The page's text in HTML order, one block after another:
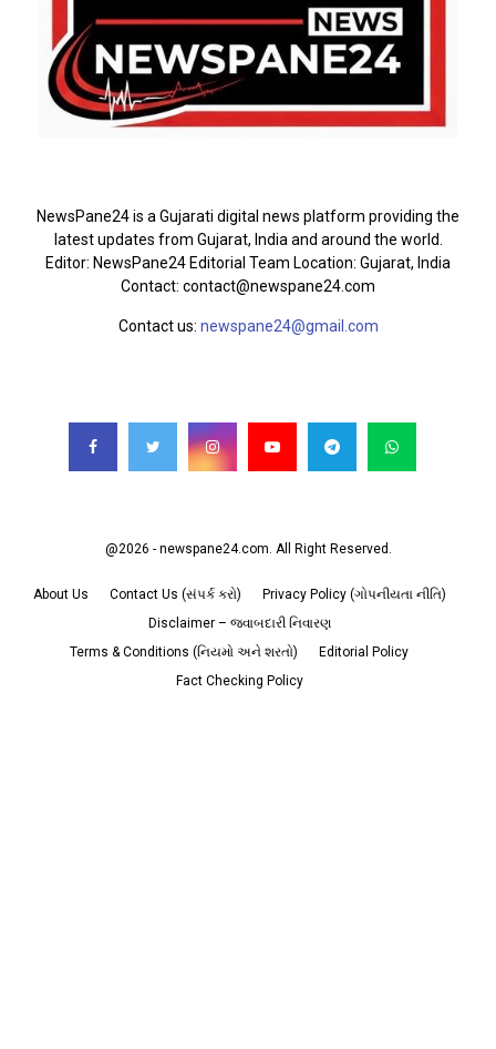
NewsPane24 is a Gujarati digital news platform providing the
latest updates from Gujarat, India and around the world.
Editor: NewsPane24 Editorial Team Location: Gujarat, India
Contact: contact@newspane24.com
Contact us: newspane24@gmail.com
@2026 - newspane24.com. All Right Reserved.
About Us Contact Us (સંપર્ક કરો)
Privacy Policy (ગોપનીયતા નીતિ)
Disclaimer – જવાબદારી નિવારણ
Terms & Conditions (નિયમો અને શરતો)
Editorial Policy
Fact Checking Policy